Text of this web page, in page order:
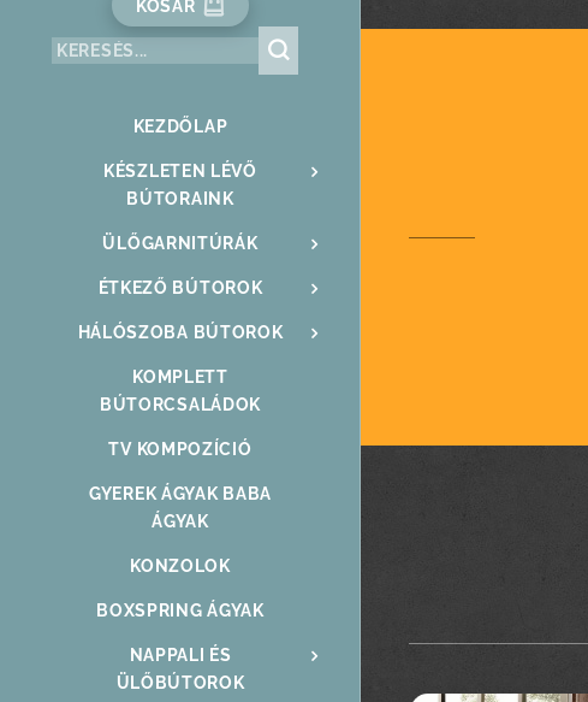
KOSÁR
KEZDŐLAP
KÉSZLETEN LÉVŐ
BÚTORAINK
ÜLŐGARNITÚRÁK
ÉTKEZŐ BÚTOROK
HÁLÓSZOBA BÚTOROK
KOMPLETT
BÚTORCSALÁDOK
TV KOMPOZÍCIÓ
GYEREK ÁGYAK BABA
ÁGYAK
KONZOLOK
BOXSPRING ÁGYAK
NAPPALI ÉS
ÜLŐBÚTOROK